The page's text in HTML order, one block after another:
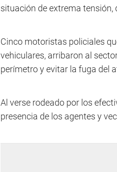
situación de extrema tensión,
Cinco motoristas policiales
vehiculares, arribaron al
perímetro y evitar la fuga del
Al verse rodeado por los
presencia de los agentes y